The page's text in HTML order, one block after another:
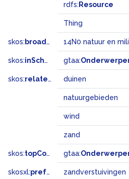
rdfs: Resource
Thing
skos: broadMatch 14N0 natuur en
skos:inScheme gtaa:
skos:related duinen
natuurgebieden
wind
zand
skos:topConceptOf gtaa:
skosxl:prefLabel zandverstuivingen